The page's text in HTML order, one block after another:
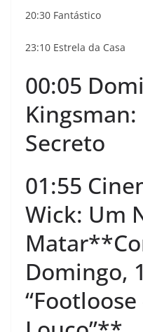
20:30 Fantástico
23:10 Estrela da Casa
00:05
Secreto
01:55
Wick: Um
Domingo,